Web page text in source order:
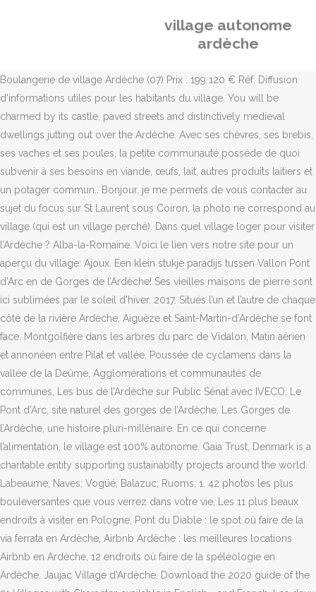
village autonome
ardèche
Boulangerie de village Ardèche (07) Prix : 199 120 € Réf. Diffusion d'informations utiles pour les habitants du village. You will be charmed by its castle, paved streets and distinctively medieval dwellings jutting out over the Ardèche. Avec ses chèvres, ses brebis, ses vaches et ses poules, la petite communauté possède de quoi subvenir à ses besoins en viande, œufs, lait, autres produits laitiers et un potager commun.. Bonjour, je me permets de vous contacter au sujet du focus sur St Laurent sous Coiron, la photo ne correspond au village (qui est un village perché). Dans quel village loger pour visiter l’Ardèche ? Alba-la-Romaine. Voici le lien vers notre site pour un aperçu du village: Ajoux. Een klein stukje paradijs tussen Vallon Pont d’Arc en de Gorges de l’Ardèche! Ses vieilles maisons de pierre sont ici sublimées par le soleil d'hiver. 2017. Situés l’un et l’autre de chaque côté de la rivière Ardèche, Aiguèze et Saint-Martin-d’Ardèche se font face. Montgolfière dans les arbres du parc de Vidalon, Matin aérien et annonéen entre Pilat et vallée, Poussée de cyclamens dans la vallée de la Deûme, Agglomérations et communautés de communes, Les bus de l’Ardèche sur Public Sénat avec IVECO, Le Pont d’Arc, site naturel des gorges de l’Ardèche, Les Gorges de l’Ardèche, une histoire pluri-millénaire. En ce qui concerne l’alimentation, le village est 100% autonome. Gaia Trust, Denmark is a charitable entity supporting sustainabilty projects around the world. Labeaume; Naves; Vogüé; Balazuc; Ruoms; 1. 42 photos les plus bouleversantes que vous verrez dans votre vie, Les 11 plus beaux endroits à visiter en Pologne, Pont du Diable : le spot où faire de la via ferrata en Ardèche, Airbnb Ardèche : les meilleures locations Airbnb en Ardèche, 12 endroits où faire de la spéléologie en Ardèche. Jaujac Village d'Ardèche. Download the 2020 guide of the 21 Villages with Character, available in English - and French. Les deux premiers, Vogüé et Balazuc, font partie des plus beaux villages de France, tandis que le ville de Labeaume qui mériterait également de faire partie de ce label, se trouve le long de la rivière de La Baume, un affluent de l’Ardèche. l’association le Mat Ardèche gère un centre d’éducation et de formation à l’environnement, au développement territorial et à la coopération. Read more. Que savez-vous des Trois Croix à Andance ? Que je voyage seule ou accompagnée, je suis passionnée par ce que je fais et j'adore raconter mes aventures. 9 endroits où faire du canyoning en Ardèche, 3 endroits où faire du rafting en Ardèche, 21 sites où faire du canoë-kayak en Ardèche, Les 7 plus belles cabanes dans les arbres en Ardèche, Airbnb Aubenas : les meilleures locations Airbnb à Aubenas, L’Ardèche en Camping-Car : conseils, aires, itinéraires, https://www.berg-coiron-tourisme.com/territoire/saint-laurent-sous-coiron/. Im Internet finden Sie die vollständige Liste unserer Campingdörfer in der Ardèche. Saint-Martin est un ancien hameau de pêcheurs-bateliers. Marché hebdomadaire tous les samedis matin aux Vans, l’un des plus beaux marchés de l’Ardèche. 8756 lectures. Imaginé par Sophie Rabhi-Bouquet, développé par l’association la Ferme des Enfants depuis 2001, cette Oasis de vie comprend une cinquantaine d’habitants de 0 à 90 ans, un centre de formation, 50 élèves de la maternelle au lycée, une ferme, une boulangerie… 07270 Boucieu-le-Roi France Depuis 1970, celles et ceux qui ont reconstruit le hameau en ruine du Viel Audon sont entrés en transition. Ce village pourraient être un centre de recherche scientifiques, d’expérimentation, d’idées (un des axes directeurs du village serait « l’imagination toujours au pouvoir » : latrines sèches, éoliennes, solaire, sanicompostage, lombricompostage, couvertures végétalisées de toits, culture du … Cette carte est générée grâce une base de données inter-opérable développée par le mouvement Colibris et la Coordin'action nationale de l'habitat participatif.Elle est sous licence libre CC-BY-SA. À découvrir absolument à quelques kilomètres des Vans, le Bois de Païolive. 28 likes. C’est un magnifique village, classé parmi les plus beaux villages de France (oui, quand même !). Ils s’attachent tout particulièrement à bien accueillir les visiteurs et entretenir un héritage ancien. Consultez les offres et les commentaires clients, puis réservez le village vacances de vos rêves pour votre séjour. 5899 lectures Le seul problème c’est que suis une femme célibataire de 48 ans et souvent les villages recherchent des familles. Gros plan sur l’un d’entre eux, celui d’Uli Alto. Marché nocturne, tous les mardis soir en juillet-août. Vous pouvez aussi recevoir des alertes sans commenter. C’est le nom de village qui marque avec ses accents excentriques. Alboussière. Un endroit ou je pourrais aider de quelque façon que ce soit. Sur les 339 communes qui composent le département de l'Ardèche, 20 villages sont labellisés Village de Caractère, et 24 autres sont actuellement candidats pour adhérer à ce label. Drôme Ardèche TV - Caverne du Pont d'Arc - Grotte Chauvet Reconstituée.webm 42 min 57 s, 1,280 × 720; 652.31 MB Etologic horse study, Chauvet cave.jpg 2,736 × 2,712; 5.42 MB Lions group Chauvet Cave.jpg 1,366 × 768; 190 KB Ritrova la lista completa dei nostri Campeggi in Ardèche … Enfilez votre sac-à-dos et suivez-moi ! Ces villages vous invitent à partager leurs traditions et leur art de vivre. Impossible de partager les articles de votre blog par e-mail. Au cœur des Cévennes d’Ardèche et des jeunes volcans, Meyras est un village ancré dans le passé ! Labeaume est mon village préféré en Ardèche. AcconsAilhonAizacAjouxAlba-la-RomaineAlbonAlboussièreAlissasAndanceAnnonayArcensArdoixArleboscArras-sur-RhôneLes AssionsAstetAubenasAubignasBaixBalazucBanneBarnasLe BéageBeauchastelBeaulieuBeaumontBeauvèneBelsente (fusion 2019 des Nonières et de Saint-Julien-Labrousse)Berrias-et-CasteljauBerzèmeBessasBidonBoffresBogyBoréeBorneBoucieu-le-RoiBoulieu-lès-AnnonayBourg-Saint-AndéolBozasBrossaincBurzetCellier-du-LucChalenconChambon (Le)ChambonasChampagneChampisChandolasChanéacCharmes-sur-RhôneCharnasChassiersChâteaubourgChâteauneuf-de-VernouxChauzonChazeauxCheminasLe CheylardChirolsChoméracColombier-le-CardinalColombier-le-JeuneColombier-le-VieuxCornasCoucouronCouxLe-CrestetCreysseillesCros-de-GéorandCruasDarbresDavézieuxDésaignesDevessetDompnacDornasDunières-sur-EyrieuxEclassanEmpuranyEtablesFabrasFaugèresFélinesFlaviacFonsFreyssenetGenestelleGilhac-et-BruzacGilhoc-sur-OrmèzeGluirasGlunGourdonGrasGravièresGrospierresGuilherand-GrangesIssamoulencIssanlasIssarlèsJaujacJaunacJoannasJoyeuseJuvinasLabastide-sur-BésorguesLabastide-de-ViracLabatie-d’AndaureLabeaumeLabégudeLablachèreLabouleLac-d’IssarlèsLachamp-RaphaêlLachapelle-sous-AubenasLachapelle-sous-ChanéacLachapelle-GraillouseLafarreLagorceLalevade-d’ArdècheLalouvescLamastreLanarceLanasLargentièreLarnasLaurac-en-VivaraisLavillatteLavilledieuLaviolleLempsLentillèresLespéronLimonyLoubaresseLussasLyasMalarce-sur-la-ThinesMalboscMarcols-les-EauxMariacMarsMauvesMayresMazan-l’AbbayeMercuerMeyras-Neyrac-les-BainsMeysseMézilhacMirabelMonestierMontpezat-sous-BauzonMontréalMontselguesNozièresLes-Ollières-sur-EyrieuxOrgnac-l’AvenOzonPailharèsPayzacPeaugresPéreyresPeyraudLe-PlagnalPlanzollesPlatsPont-de-LabeaumePourchèresLe PouzinPradesPradonsPranlesPréauxPrivasPrunetQuintenasRibesRochecolombeRochemaureRochepauleRocherRochessauveLa-RochetteRoclesRoiffieuxRomponRosièresRouxRuomsSablièresSagnes-et-GoudouletSaint-AgrèveSaint-Alban-AuriollesSaint-Alban-d’AySaint-Alban-en-MontagneSaint-Andéol-de-BergSaint-Andéol-de-FourchadesSaint-Andéol-de-ValsSaint-André-de-CruzièresSaint-André-LachampSaint-André-en-VivaraisSaint-Apollinaire-de-RiasSaint-Barthélemy-GrozonSaint-Barthélemy-le-MeilSaint-Barthélemy-le-PlainSaint-BasileSaint-BauzileSaint-ChristolSaint-Cierge-la-SerreSaint-Cierge-sous-le-CheylardSaint-Cirgues-de-PradesSaint-Cirgues-en-MontagneSaint-ClairSaint-ClémentSaint-CyrSaint-DésiratSaint-Didier-sous-AubenasSaint-Etienne-de-BoulogneSaint-Etienne-de-FontbellonSaint-Etienne-de-LugdarèsSaint-Etienne-de-SerreSaint-Etienne-de-ValouxSaint-FélicienSaint-Fortunat-sur-EyrieuxSaint-Genest-de-BeauzonSaint-Genest-LachampSaint-Georges-les-BainsSaint-GermainSaint-Gineis-en-CoironSaint-Jacques-d’AtticieuxSaint-Jean-le-CentenierSaint-Jean-ChambreSaint-Jean-de-MuzolsSaint-Jean-RoureSaint-Jeure-d-AndaureSaint Jeure-d’AySaint-Joseph-des-BancsSaint-Julien-d’Intres (fusion 2019 d’Intres et de Saint-Julien-Boutières)Saint-Julien-du-GuaSaint-Julien-le-RouxSaint-Julien-du-SerreSaint-Julien-en-Saint-AlbanSaint-Julien-VocanceSaint-Just-d’ArdècheSaint-Lager-BressacSaint-Laurent-les-Bains-Laval-d’Aurelle (fusion 2019 de Laval-d’Aurelle et de St-Laurent-les-Bains)Saint-Laurent-sous-CoironSaint-Laurent-du-PapeSaint-Marcel-les-AnnonaySaint-Marcel-d’ArdècheSaint-MartialSaint-Martin-d’ArdècheSaint-Martin-sur-LavezonSaint-Martin-de-ValamasSaint-Maurice-d’ArdècheSaint-Maurice-en-ChalenconSaint-Maurice-d’IbieSaint-MélanySaint Michel-d-AuranceSaint-Michel-de-BoulogneSaint-Michel-de-ChabrillanouxSaint-MontanSaint-Paul-le-JeuneSaint-PéraySaint-Pierre-de-ColombierSaint-Pierre-sur-DouxSaint-Pierre-la-RocheSaint-Pierre-Saint-JeanSaint-PierrevilleSaint-PonsSaint-PriestSaint-PrivatSaint-PrixSaint-RemèzeSaint-Romain-d’AySaint-Romain-de-LerpsSaint-Sauveur-de-CruzièresSaint-Sauveur-de-MontagutSaint-SerninSaint-SylvestreSaint-Symphorien-sous-ChoméracSaint-Symphorien-de-MahunSaint-ThoméSaint-VictorSaint-Vincent-de-BarrèsSaint-Vincent-de-DurfortSainte-EulalieSainte-Marguerite-LafigèreSalavasLes-SalellesSampzonSanilhacSarrasSatillieuSavasSceautresSécherasSerrièresSilhacLa-SoucheSoyonsTalencieuxTauriersLe TeilThorrencThueytsToulaudTournon-sur-RhôneUcelUsclades-et-RieutordUzerVagnasValgorgeVallées-d’Antraigues-Asperjoc (fusion 2019 d’Antraigues-sur-Volane et d’Asperjoc)Vallon-Pont-d’ArcVals-les-BainsValvignèresVanoscLes VansVaudevantVernonVernosc-lès-AnnonayVernoux-en-VivaraisVesseauxVeyrasVilleneuve-de-BergVillevocanceVinezacVinzie